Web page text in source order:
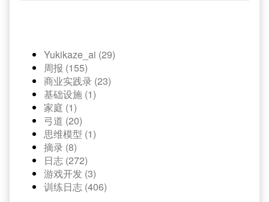
Yukikaze_ai (29)
周报 (155)
商业实践录 (23)
基础设施 (1)
家庭 (1)
弓道 (20)
思维模型 (1)
摘录 (8)
日志 (272)
游戏开发 (3)
训练日志 (406)